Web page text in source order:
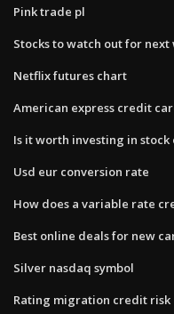
Pink trade pl
Stocks to watch out for next
Netflix futures chart
American express credit
Is it worth investing in stock
Usd eur conversion rate
How does a variable rate
Best online deals for new
Silver nasdaq symbol
Rating migration credit risk